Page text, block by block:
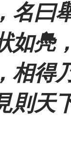
曰
如鳧，
相得
天